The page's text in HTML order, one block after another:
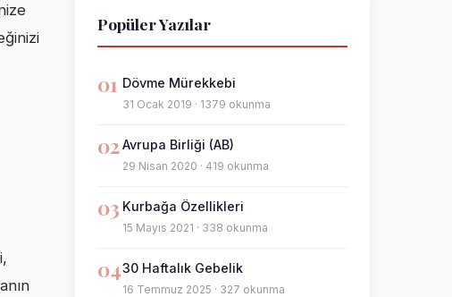
Popüler Yazılar
01 Dövme Mürekkebi
31 Ocak 2019 · 1379 okunma
02Avrupa Birliği (AB)
29 Nisan 2020 · 419 okunma
03 Kurbağa Özellikleri
15 Mayıs 2021 · 338 okunma
0430 Haftalık Gebelik
16 Temmuz 2025 · 327 okunma